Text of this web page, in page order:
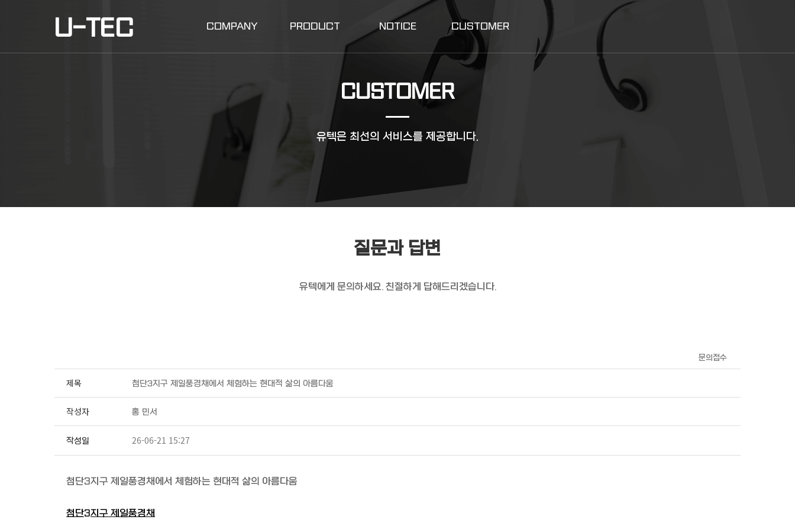
U-TEC COMPANY PRODUCT NOTICE CUSTOMER
CUSTOMER
유텍은 최선의 서비스를 제공합니다.
질문과 답변
유텍에게 문의하세요. 친절하게 답해드리겠습니다.
문의접수
제목 첨단3지구 제일풍경채에서 체험하는 현대적 삶의 아름다움
작성자 홍 민서
작성일 26-06-21 15:27
첨단3지구 제일풍경채에서 체험하는 현대적 삶의 아름다움
첨단3지구 제일풍경채